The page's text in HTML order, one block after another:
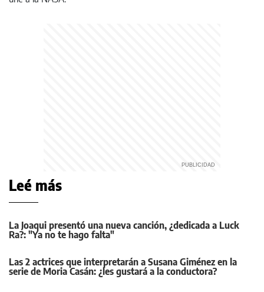
Leé más
La Joaqui presentó una nueva canción, ¿dedicada a Luck
Ra?: "Ya no te hago falta"
Las 2 actrices que interpretarán a Susana Giménez en la
serie de Moria Casán: ¿les gustará a la conductora?